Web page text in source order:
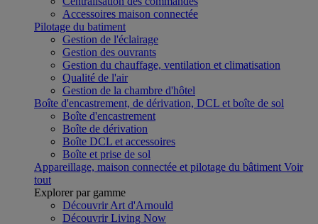
Accessoires maison connectée
Pilotage du batiment
Gestion de l'éclairage
Gestion des ouvrants
Gestion du chauffage, ventilation et climatisation
Qualité de l'air
Gestion de la chambre d'hôtel
Boîte d'encastrement, de dérivation, DCL et boîte de sol
Boîte d'encastrement
Boîte de dérivation
Boîte DCL et accessoires
Boîte et prise de sol
Appareillage, maison connectée et pilotage du bâtiment Voir
tout
Explorer par gamme
Découvrir Art d'Arnould
Découvrir Living Now